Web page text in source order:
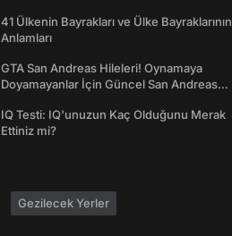
41 Ülkenin Bayrakları ve Ülke Bayraklarının
Anlamları
GTA San Andreas Hileleri! Oynamaya
Doyamayanlar İçin Güncel San Andreas
IQ Testi: IQ'unuzun Kaç Olduğunu Merak
Ettiniz mi?
Gezilecek Yerler